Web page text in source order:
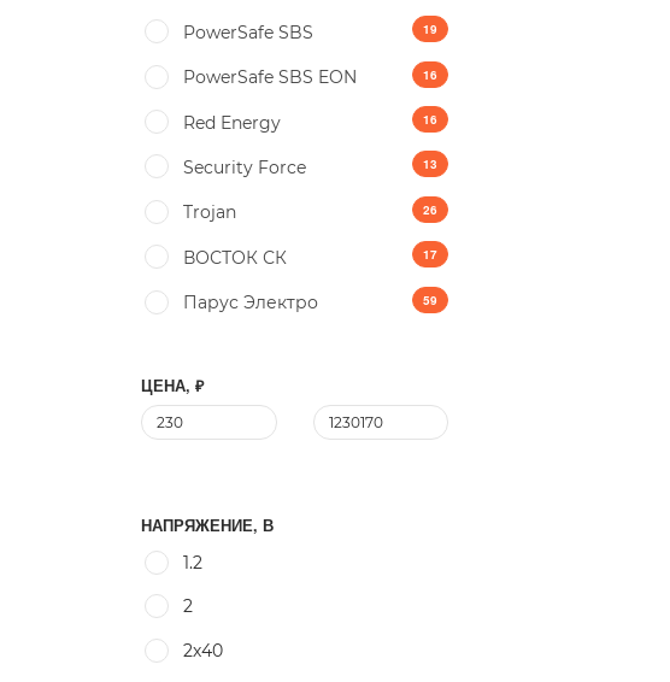
PоwerSafe SBS 19
PоwerSafe SBS EON 16
Red Energy 16
Security Force 13
Trojan 26
ВОСТОК СК 17
Парус Электро 59
ЦЕНА, ₽
НАПРЯЖЕНИЕ, В
1.2
2
2х40